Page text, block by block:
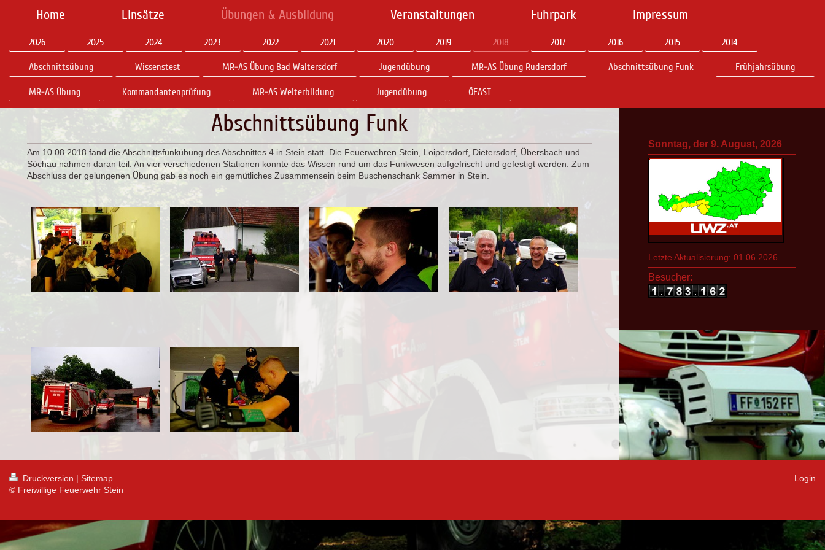
Home Einsätze Übungen & Ausbildung Veranstaltungen Fuhrpark Impressum
2026 2025 2024 2023 2022 2021 2020 2019 2018 2017 2016 2015 2014
Abschnittsübung Wissenstest MR-AS Übung Bad Waltersdorf Jugendübung MR-AS Übung Rudersdorf Abschnittsübung Funk Frühjahrsübung
MR-AS Übung Kommandantenprüfung MR-AS Weiterbildung Jugendübung ÖFAST
Abschnittsübung Funk
Am 10.08.2018 fand die Abschnittsfunkübung des Abschnittes 4 in Stein statt. Die Feuerwehren Stein, Loipersdorf, Dietersdorf, Übersbach und
Söchau nahmen daran teil. An vier verschiedenen Stationen konnte das Wissen rund um das Funkwesen aufgefrischt und gefestigt werden. Zum
Abschluss der gelungenen Übung gab es noch ein gemütliches Zusammensein beim Buschenschank Sammer in Stein.
Sonntag, der 9. August, 2026
Letzte Aktualisierung: 01.06.2026
Besucher:
Druckversion | Sitemap
© Freiwillige Feuerwehr Stein
Login